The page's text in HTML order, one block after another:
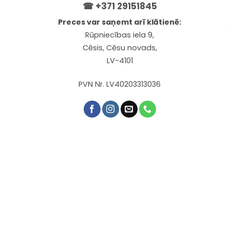
☎ +371 29151845
Preces var saņemt arī klātienē:
Rūpniecības iela 9,
Cēsis, Cēsu novads,
LV-4101
PVN Nr. LV40203313036